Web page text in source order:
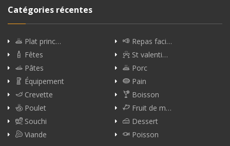
Catégories récentes
Plat princ…
Repas faci…
Fêtes
St valenti…
Pâtes
Porc
Équipement
Pain
Crevette
Boisson
Poulet
Fruit de m…
Souchi
Dessert
Viande
Poisson